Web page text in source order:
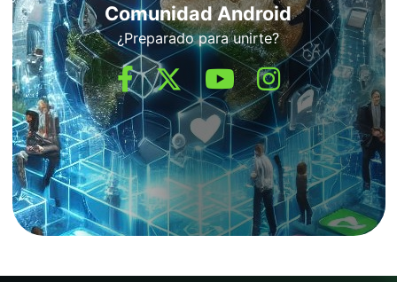
Comunidad Android
¿Preparado para unirte?